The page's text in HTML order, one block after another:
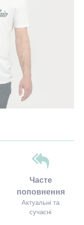
Часте
поповнення
Актуальні та
сучасні